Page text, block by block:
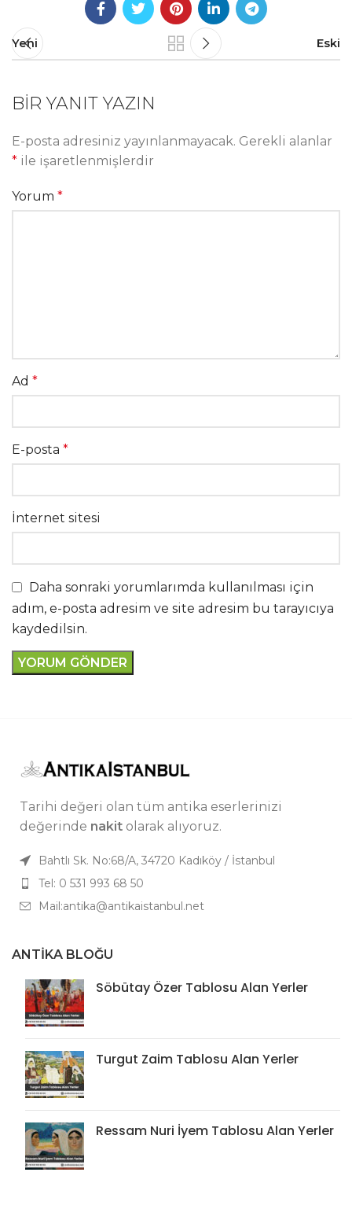
Yeni Eski
BIR YANIT YAZIN
E-posta adresiniz yayınlanmayacak. Gerekli alanlar
* ile işaretlenmişlerdir
Yorum *
Ad *
E-posta *
İnternet sitesi
Daha sonraki yorumlarımda kullanılması için
adım, e-posta adresim ve site adresim bu tarayıcıya
kaydedilsin.
Tarihi değeri olan tüm antika eserlerinizi
değerinde nakit olarak alıyoruz.
Bahtlı Sk. No:68/A, 34720 Kadıköy / İstanbul
Tel: 0 531 993 68 50
Mail:antika@antikaistanbul.net
ANTIKA BLOĞU
Söbütay Özer Tablosu Alan Yerler
Turgut Zaim Tablosu Alan Yerler
Ressam Nuri İyem Tablosu Alan Yerler